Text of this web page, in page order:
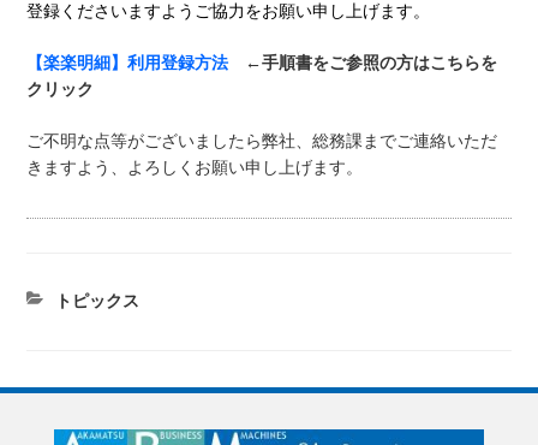
登録くださいますようご協力をお願い申し上げます。
【楽楽明細】利用登録方法 ←手順書をご参照の方はこちらを
クリック
ご不明な点等がございましたら弊社、総務課までご連絡いただ
きますよう、よろしくお願い申し上げます。
カ
トピックス